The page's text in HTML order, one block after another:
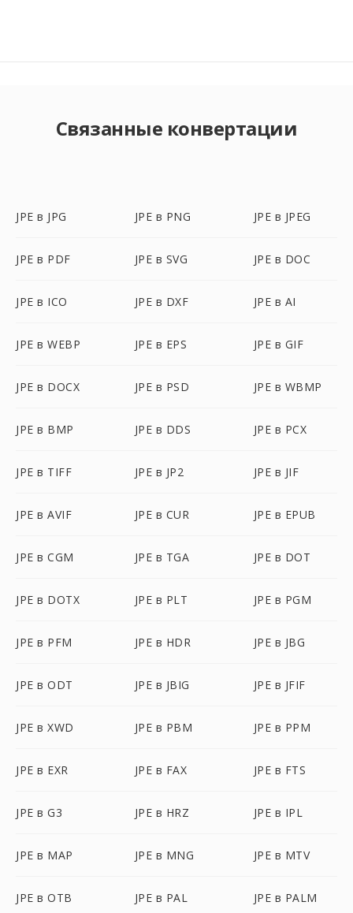
Связанные конвертации
JPE в JPG JPE в PNG JPE в JPEG
JPE в PDF JPE в SVG JPE в DOC
JPE в ICO JPE в DXF JPE в AI
JPE в WEBP JPE в EPS JPE в GIF
JPE в DOCX JPE в PSD JPE в WBMP
JPE в BMP JPE в DDS JPE в PCX
JPE в TIFF JPE в JP2 JPE в JIF
JPE в AVIF JPE в CUR JPE в EPUB
JPE в CGM JPE в TGA JPE в DOT
JPE в DOTX JPE в PLT JPE в PGM
JPE в PFM JPE в HDR JPE в JBG
JPE в ODT JPE в JBIG JPE в JFIF
JPE в XWD JPE в PBM JPE в PPM
JPE в EXR JPE в FAX JPE в FTS
JPE в G3 JPE в HRZ JPE в IPL
JPE в MAP JPE в MNG JPE в MTV
JPE в OTB JPE в PAL JPE в PALM